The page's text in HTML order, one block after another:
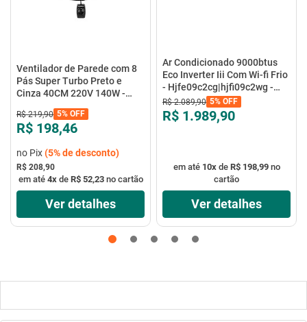
Ventilador de Parede com 8
Pás Super Turbo Preto e
Cinza 40CM 220V 140W -
R$ 219,90 5% OFF
R$ 198,46
no Pix(5%de desconto)
R$ 208,90
em até 4xde R$ 52,23no cartão
Ver detalhes
Ar Condicionado 9000btus
Eco Inverter Iii Com Wi-fi Frio
- Hjfe09c2cg|hjfi09c2wg -
Elgin
R$ 2.089,90 5% OFF
R$ 1.989,90
em até 10xde R$ 198,99no
cartão
Ver detalhes